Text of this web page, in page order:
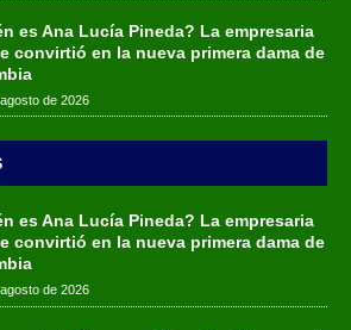
es Ana Lucía Pineda? La empresaria
convirtió en la nueva primera dama de
de 2026
es Ana Lucía Pineda? La empresaria
convirtió en la nueva primera dama de
de 2026